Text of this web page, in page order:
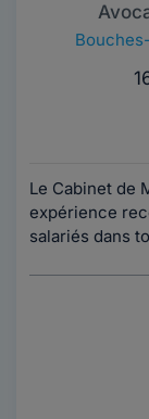
Le Cabinet de
expérience
salariés dans